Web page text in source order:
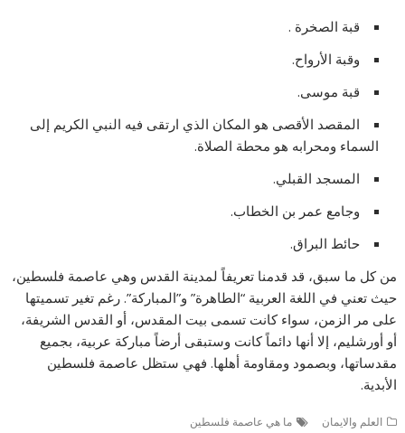
قبة الصخرة .
وقبة الأرواح.
قبة موسى.
المقصد الأقصى هو المكان الذي ارتقى فيه النبي الكريم إلى
السماء ومحرابه هو محطة الصلاة.
المسجد القبلي.
وجامع عمر بن الخطاب.
حائط البراق.
من كل ما سبق، قد قدمنا تعريفاً لمدينة القدس وهي عاصمة فلسطين،
حيث تعني في اللغة العربية “الطاهرة” و”المباركة”. رغم تغير تسميتها
على مر الزمن، سواء كانت تسمى بيت المقدس، أو القدس الشريفة،
أو أورشليم، إلا أنها دائماً كانت وستبقى أرضاً مباركة عربية، بجميع
مقدساتها، وبصمود ومقاومة أهلها. فهي ستظل عاصمة فلسطين
الأبدية.
العلم والايمان ما هي عاصمة فلسطين